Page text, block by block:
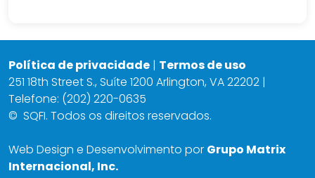
Política de privacidade | Termos de uso
251 18th Street S., Suíte 1200 Arlington, VA 22202 |
Telefone: (202) 220-0635
© SQFI. Todos os direitos reservados.
Web Design e Desenvolvimento por Grupo Matrix
Internacional, Inc.